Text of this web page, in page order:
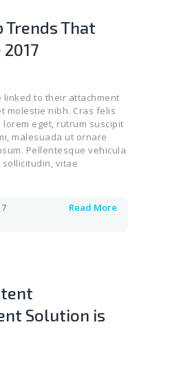
Trends That
linked to their attachment
molestie nibh. Cras felis
eget, rutrum suscipit
malesuada ut ornare
Pellentesque vehicula
vitae
Read More
Solution is